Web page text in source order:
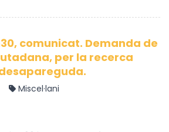
comunicat. Demanda de
per la recerca
Miscel·lani